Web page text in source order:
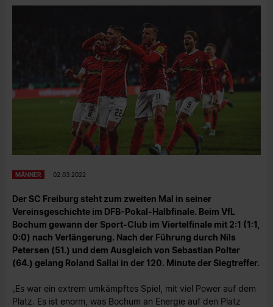
MÄNNER 02.03.2022
Der SC Freiburg steht zum zweiten Mal in seiner
Vereinsgeschichte im DFB-Pokal-Halbfinale. Beim VfL
Bochum gewann der Sport-Club im Viertelfinale mit 2:1 (1:1,
0:0) nach Verlängerung. Nach der Führung durch Nils
Petersen (51.) und dem Ausgleich von Sebastian Polter
(64.) gelang Roland Sallai in der 120. Minute der Siegtreffer.
„Es war ein extrem umkämpftes Spiel, mit viel Power auf dem
Platz. Es ist enorm, was Bochum an Energie auf den Platz